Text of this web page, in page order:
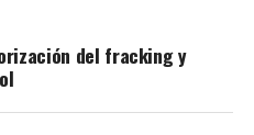
del fracking y